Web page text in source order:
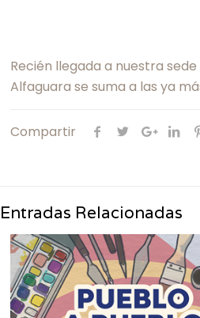
Recién llegada a nuestra
Alfaguara se suma a las ya
Compartir
Entradas Relacionadas